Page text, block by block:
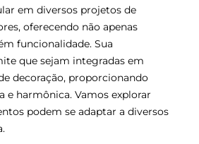
em diversos projetos de
oferecendo não apenas
funcionalidade. Sua
que sejam integradas em
decoração, proporcionando
e harmônica. Vamos explorar
podem se adaptar a diversos